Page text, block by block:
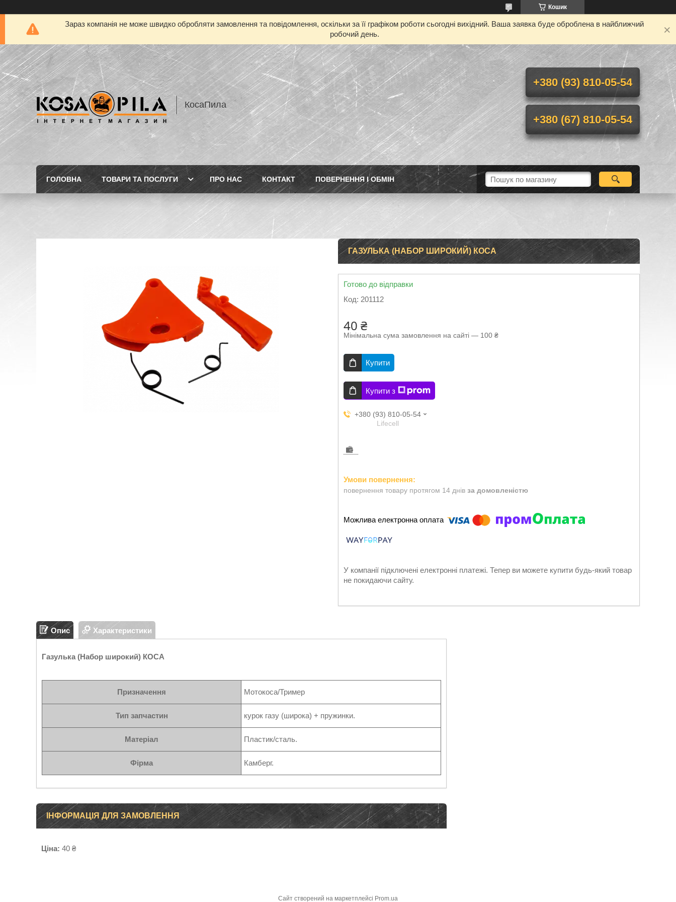
Кошик
Зараз компанія не може швидко обробляти замовлення та повідомлення, оскільки за її графіком роботи сьогодні вихідний. Ваша заявка буде оброблена в найближчий
робочий день.
КосаПила
+380 (93) 810-05-54
+380 (67) 810-05-54
ГОЛОВНА ТОВАРИ ТА ПОСЛУГИ ПРО НАС КОНТАКТ ПОВЕРНЕННЯ І ОБМІН
ГАЗУЛЬКА (НАБОР ШИРОКИЙ) КОСА
Готово до відправки
Код: 201112
40 ₴
Мінімальна сума замовлення на сайті — 100 ₴
Купити
Купити з
+380 (93) 810-05-54
Lifecell
повернення товару протягом 14 днів за домовленістю
У компанії підключені електронні платежі. Тепер ви можете купити будь-який товар
не покидаючи сайту.
Опис Характеристики
Газулька (Набор широкий) КОСА
Призначення Мотокоса/Тример
Тип запчастин курок газу (широка) + пружинки.
Матеріал Пластик/сталь.
Фірма Камберг.
ІНФОРМАЦІЯ ДЛЯ ЗАМОВЛЕННЯ
Ціна: 40 ₴
Сайт створений на маркетплейсі Prom.ua